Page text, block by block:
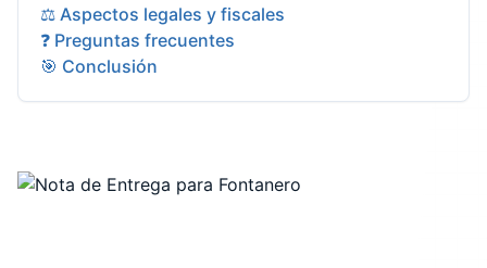
⚖️ Aspectos legales y fiscales
❓ Preguntas frecuentes
🎯 Conclusión